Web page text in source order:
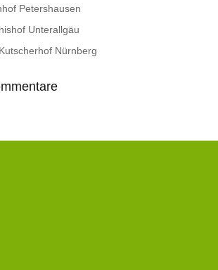
Petershausen
Unterallgäu
Nürnberg